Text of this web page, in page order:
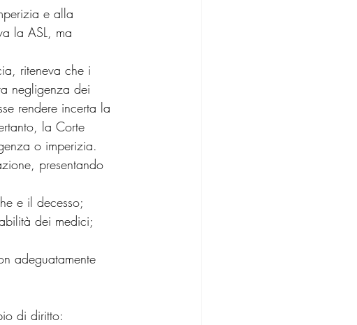
e alla
la ASL, ma
riteneva che i
negligenza dei
rendere incerta la
la Corte
o imperizia.
presentando
e il decesso;
dei medici;
adeguatamente
di diritto: